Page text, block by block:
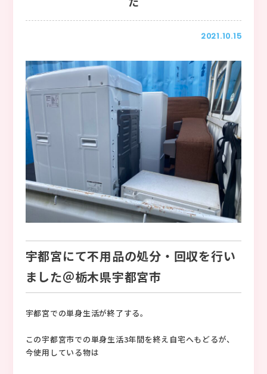
2021.10.15
宇都宮にて不用品の処分・回収を行い
ました＠栃木県宇都宮市
宇都宮での単身生活が終了する。
この宇都宮市での単身生活3年間を終え自宅へもどるが、
今使用している物は